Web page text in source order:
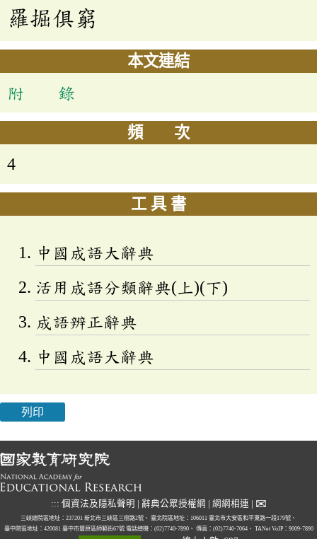
羅掘俱窮
本文連結
附 錄
頻 次
4
工 具 書
中國成語大辭典
活用成語分類辭典(上)(下)
成語辨正辭典
中國成語大辭典
列印
::: 個資法及隱私聲明 辭典公眾授權網 網網相連 ✉
三峽總院區地址：237201 新北市三峽區三樹路2號、 臺北院區地址：106011 臺北市大安區和平東路一段179號、
臺中院區地址：420081 臺中市豐原區師範街67號 電話總機：(02)7740-7890、 傳真：(02)7740-7064、 TANet VoIP：9009-7890